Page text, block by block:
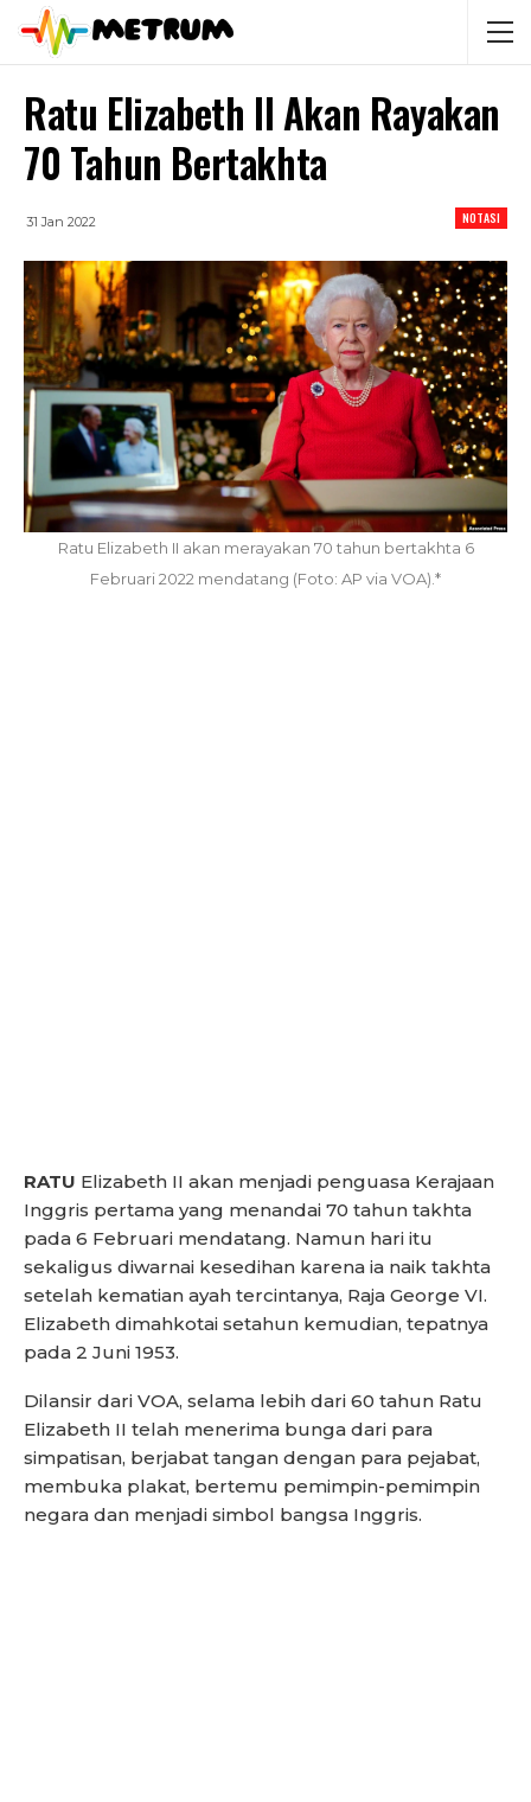
Ratu Elizabeth II Akan Rayakan
70 Tahun Bertakhta
NOTASI
31 Jan 2022
Ratu Elizabeth II akan merayakan 70 tahun bertakhta 6
Februari 2022 mendatang (Foto: AP via VOA).*
RATU Elizabeth II akan menjadi penguasa Kerajaan
Inggris pertama yang menandai 70 tahun takhta
pada 6 Februari mendatang. Namun hari itu
sekaligus diwarnai kesedihan karena ia naik takhta
setelah kematian ayah tercintanya, Raja George VI.
Elizabeth dimahkotai setahun kemudian, tepatnya
pada 2 Juni 1953.
Dilansir dari VOA, selama lebih dari 60 tahun Ratu
Elizabeth II telah menerima bunga dari para
simpatisan, berjabat tangan dengan para pejabat,
membuka plakat, bertemu pemimpin-pemimpin
negara dan menjadi simbol bangsa Inggris.